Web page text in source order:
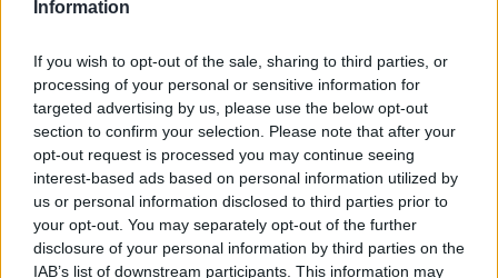
Information
If you wish to opt-out of the sale, sharing to third parties, or
processing of your personal or sensitive information for
targeted advertising by us, please use the below opt-out
section to confirm your selection. Please note that after your
opt-out request is processed you may continue seeing
interest-based ads based on personal information utilized by
us or personal information disclosed to third parties prior to
your opt-out. You may separately opt-out of the further
disclosure of your personal information by third parties on the
IAB’s list of downstream participants. This information may
MONTE ARGENTARIO — Denuncia dei responsabili dell'impresa
edile e sequestro di rifiuti d'amianto smaltiti scaricandoli
direttamente dal cantiere ai cassonetti: è successo a Porto Santo
Stefano, territorio comunale di Monte Argentario dove i
provvedimenti sono scattati dopo la scoperta dei carabinieri
forestali di Orbetello e di Santa Fiora effettuata col supporto dei
cittadini.